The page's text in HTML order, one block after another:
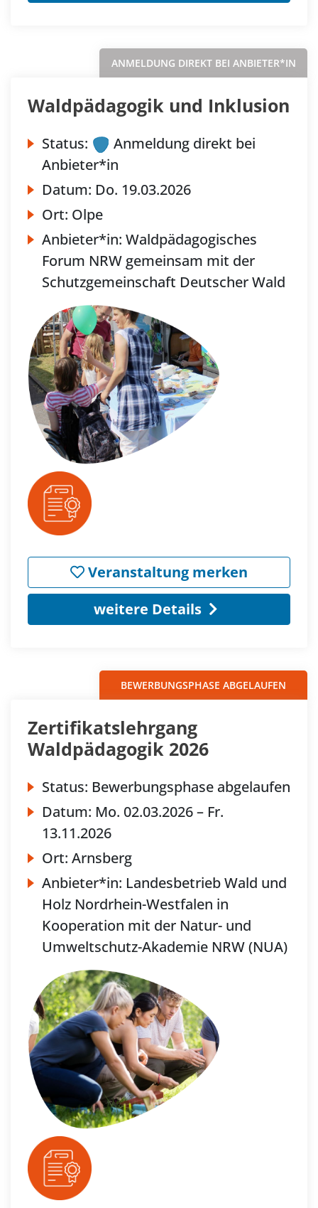
ANMELDUNG DIREKT BEI ANBIETER*IN
Waldpädagogik und Inklusion
Status:
Anmeldung direkt bei
Anbieter*in
Datum: Do. 19.03.2026
Ort: Olpe
Anbieter*in: Waldpädagogisches
Forum NRW gemeinsam mit der
Schutzgemeinschaft Deutscher Wald
Veranstaltung merken
weitere Details
BEWERBUNGSPHASE ABGELAUFEN
Zertifikatslehrgang
Waldpädagogik 2026
Status: Bewerbungsphase abgelaufen
Datum: Mo. 02.03.2026 – Fr.
13.11.2026
Ort: Arnsberg
Anbieter*in: Landesbetrieb Wald und
Holz Nordrhein-Westfalen in
Kooperation mit der Natur- und
Umweltschutz-Akademie NRW (NUA)